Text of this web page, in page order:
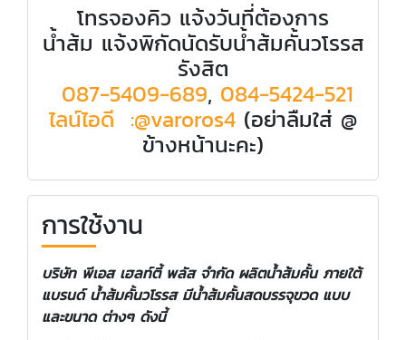
โทรจองคิว แจ้งวันที่ต้องการ
น้ำส้ม แจ้งพิกัดนัดรับน้ำส้มคั้นวโรรส
รังสิต
087-5409-689, 084-5424-521
ไลน์ไอดี :@varoros4 (อย่าลืมใส่ @
ข้างหน้านะคะ)
การใช้งาน
บริษัท พีเอส เฮลท์ตี้ พลัส จำกัด ผลิตน้ำส้มคั้น ภายใต้
แบรนด์ น้ำส้มคั้นวโรรส มีน้ำส้มคั้นสดบรรจุขวด แบบ
และขนาด ต่างๆ ดังนี้